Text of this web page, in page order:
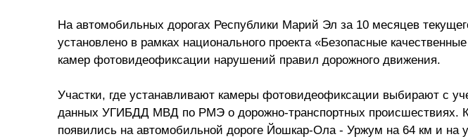
На автомобильных дорогах Республики Марий Эл за 10 месяцев
установлено в рамках национального проекта «Безопасные
камер фотовидеофиксации нарушений правил дорожного движения.
Участки, где устанавливают камеры фотовидеофиксации выбирают с
данных УГИБДД МВД по РМЭ о дорожно-транспортных происшествиях.
появились на автомобильной дороге Йошкар-Ола - Уржум на 64 км и на